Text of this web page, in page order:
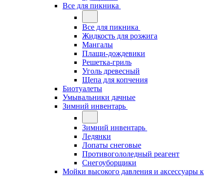
Все для пикника
Все для пикника
Жидкость для розжига
Мангалы
Плащи-дождевики
Решетка-гриль
Уголь древесный
Щепа для копчения
Биотуалеты
Умывальники дачные
Зимний инвентарь
Зимний инвентарь
Ледянки
Лопаты снеговые
Противогололедный реагент
Снегоуборщики
Мойки высокого давления и аксессуары к